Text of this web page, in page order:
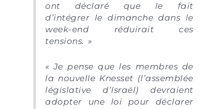
ont déclaré que le fait
d’intégrer le dimanche dans le
week-end réduirait ces
tensions. »
« Je pense que les membres de
la nouvelle Knesset (l’assemblée
législative d’Israël) devraient
adopter une loi pour déclarer